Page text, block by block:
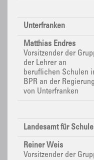
Unterfranken
Matthias Endres
Vorsitzender der
der Lehrer an
beruflichen Schulen
BPR an der Regierung
von Unterfranken
Landesamt für Schule
Reiner Weis
Vorsitzender der